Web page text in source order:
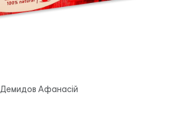
Демидов Афанасій